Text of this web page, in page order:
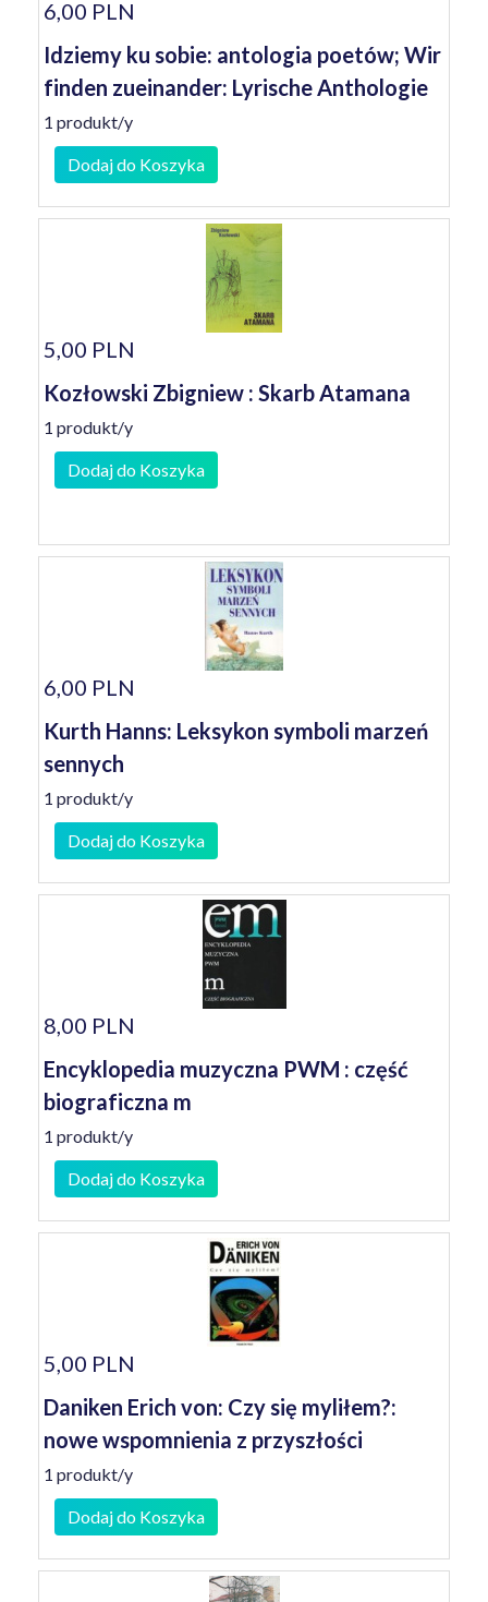
6,00 PLN
Idziemy ku sobie: antologia poetów; Wir
finden zueinander: Lyrische Anthologie
1 produkt/y
Dodaj do Koszyka
5,00 PLN
Kozłowski Zbigniew : Skarb Atamana
1 produkt/y
Dodaj do Koszyka
6,00 PLN
Kurth Hanns: Leksykon symboli marzeń
sennych
1 produkt/y
Dodaj do Koszyka
8,00 PLN
Encyklopedia muzyczna PWM : część
biograficzna m
1 produkt/y
Dodaj do Koszyka
5,00 PLN
Daniken Erich von: Czy się myliłem?:
nowe wspomnienia z przyszłości
1 produkt/y
Dodaj do Koszyka